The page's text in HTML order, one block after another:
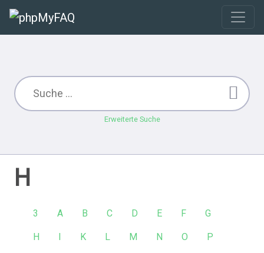
Erweiterte Suche
H
3 A B C D E F G
H I K L M N O P